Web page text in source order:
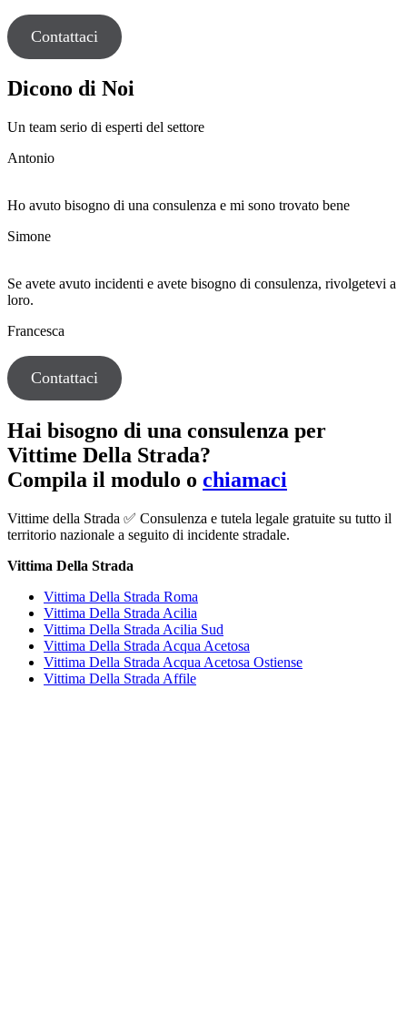
Contattaci
Dicono di Noi
Un team serio di esperti del settore
Antonio
Ho avuto bisogno di una consulenza e mi sono trovato bene
Simone
Se avete avuto incidenti e avete bisogno di consulenza, rivolgetevi a
loro.
Francesca
Contattaci
Hai bisogno di una consulenza per
Vittime Della Strada?
Compila il modulo o chiamaci
Vittime della Strada ✅ Consulenza e tutela legale gratuite su tutto il
territorio nazionale a seguito di incidente stradale.
Vittima Della Strada
Vittima Della Strada Roma
Vittima Della Strada Acilia
Vittima Della Strada Acilia Sud
Vittima Della Strada Acqua Acetosa
Vittima Della Strada Acqua Acetosa Ostiense
Vittima Della Strada Affile